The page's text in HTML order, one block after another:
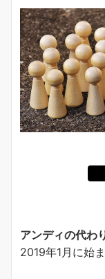
アンディの代わ
2019年1月に始